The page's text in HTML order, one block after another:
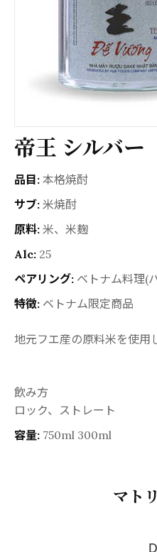
帝王 シルバー
品目: 本格焼酎
サブ: 米焼酎
原料: 米、米麹
Alc: 25
ペアリング: ベトナム料理(
特徴: ベトナム限定商品
地元フエ産の原料米を使用
飲み方
ロック、ストレート
容量: 750ml 300ml
マト